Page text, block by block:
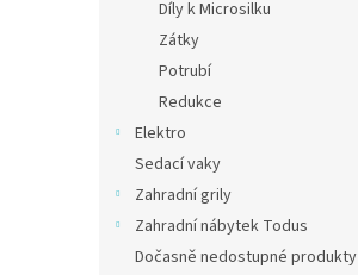
Díly k Microsilku
Zátky
Potrubí
Redukce
Elektro
Sedací vaky
Zahradní grily
Zahradní nábytek Todus
Dočasně nedostupné produkty